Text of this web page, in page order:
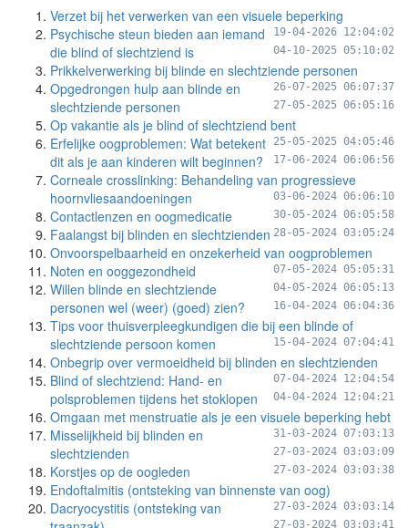
Verzet bij het verwerken van een visuele beperking
19-04-2026 12:04:02
Psychische steun bieden aan iemand
die blind of slechtziend is
04-10-2025 05:10:02
Prikkelverwerking bij blinde en slechtziende personen
26-07-2025 06:07:37
Opgedrongen hulp aan blinde en
slechtziende personen
27-05-2025 06:05:16
Op vakantie als je blind of slechtziend bent
25-05-2025 04:05:46
Erfelijke oogproblemen: Wat betekent
dit als je aan kinderen wilt beginnen?
17-06-2024 06:06:56
Corneale crosslinking: Behandeling van progressieve
hoornvliesaandoeningen
03-06-2024 06:06:10
Contactlenzen en oogmedicatie 30-05-2024 06:05:58
Faalangst bij blinden en slechtzienden 28-05-2024 03:05:24
Onvoorspelbaarheid en onzekerheid van oogproblemen
07-05-2024 05:05:31
Noten en ooggezondheid
04-05-2024 06:05:13
Willen blinde en slechtziende
personen wel (weer) (goed) zien?
16-04-2024 06:04:36
Tips voor thuisverpleegkundigen die bij een blinde of
slechtziende persoon komen
15-04-2024 07:04:41
Onbegrip over vermoeidheid bij blinden en slechtzienden
07-04-2024 12:04:54
Blind of slechtziend: Hand- en
polsproblemen tijdens het stoklopen
04-04-2024 12:04:21
Omgaan met menstruatie als je een visuele beperking hebt
31-03-2024 07:03:13
Misselijkheid bij blinden en
slechtzienden
27-03-2024 03:03:09
Korstjes op de oogleden 27-03-2024 03:03:38
Endoftalmitis (ontsteking van binnenste van oog)
27-03-2024 03:03:14
Dacryocystitis (ontsteking van
27-03-2024 03:03:41